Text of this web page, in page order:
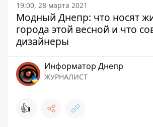
19:00, 28 марта 2021
Модный Днепр: что носят
города этой весной и что
дизайнеры
Информатор Днепр
ЖУРНАЛИСТ
👍